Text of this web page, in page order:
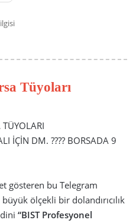
Tüyoları
İÇİN DM. ???? BORSADA 9
gösteren bu Telegram
büyük ölçekli bir dolandırıcılık
“BIST Profesyonel